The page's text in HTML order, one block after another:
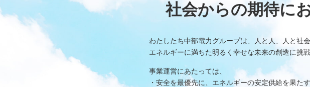
社会からの期待に
わたしたち中部電力グループは、人と人、人と社
エネルギーに満ちた明るく幸せな未来の創造に挑戦
事業運営にあたっては、
安全を最優先に、エネルギーの安定供給を果た